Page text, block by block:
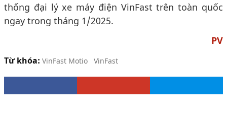
thống đại lý xe máy điện VinFast trên toàn quốc
ngay trong tháng 1/2025.
PV
Từ khóa: VinFast Motio VinFast